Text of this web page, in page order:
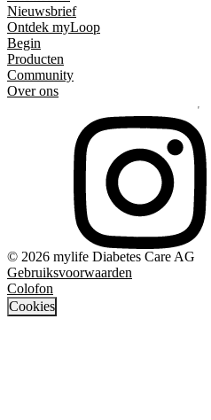
Nieuwsbrief
Ontdek myLoop
Begin
Producten
Community
Over ons
© 2026 mylife Diabetes Care AG
Gebruiksvoorwaarden
Colofon
Cookies